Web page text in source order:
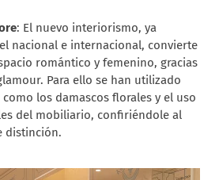
: El nuevo interiorismo, ya
nacional e internacional, convierte
romántico y femenino, gracias
Para ello se han utilizado
los damascos florales y el uso
del mobiliario, confiriéndole al
distinción.